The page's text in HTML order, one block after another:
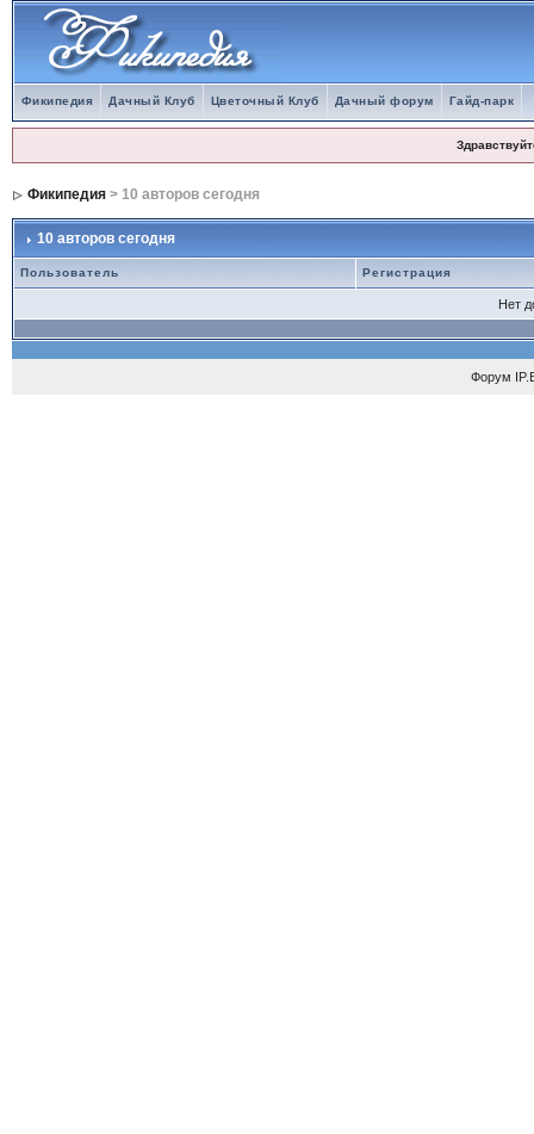
Фикипедия Дачный Клуб Цветочный Клуб Дачный форум Гайд-парк
Фикипедия> 10 авторов сегодня
10 авторов сегодня
Пользователь Регистрация
Нет
Форум